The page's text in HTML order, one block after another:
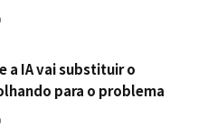
cobertura e prevenção
a IA vai substituir o
para o problema